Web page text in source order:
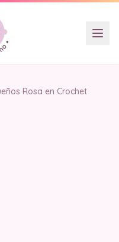
Rosa en Crochet